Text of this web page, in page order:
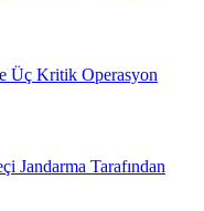
Üç Kritik Operasyon
Jandarma Tarafından